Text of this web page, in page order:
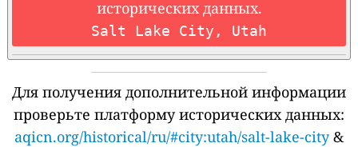
исторических данных.
Salt Lake City, Utah
Для получения дополнительной информации
проверьте платформу исторических данных:
aqicn.org/historical/ru/#city:utah/salt-lake-city&